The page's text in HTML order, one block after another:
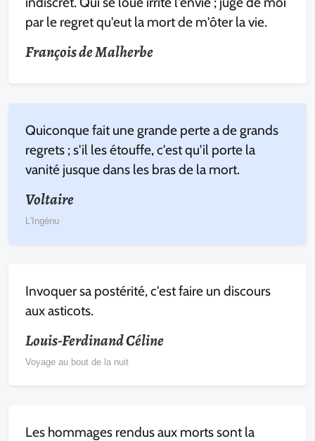
par le regret qu'eut la mort de m'ôter la vie.
François de Malherbe
Quiconque fait une grande perte a de grands
regrets ; s'il les étouffe, c'est qu'il porte la
vanité jusque dans les bras de la mort.
Voltaire
L'Ingénu
Invoquer sa postérité, c'est faire un discours
aux asticots.
Louis-Ferdinand Céline
Voyage au bout de la nuit
Les hommages rendus aux morts sont la